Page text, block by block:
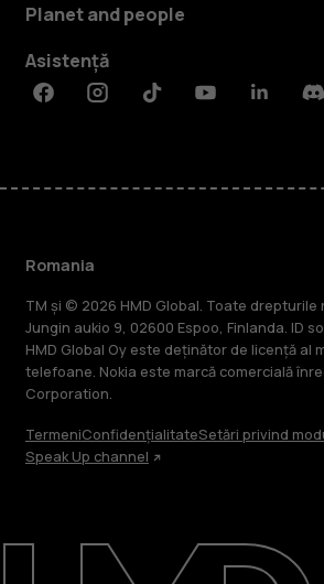
Despre
Repară, reutilizează, reciclează
Planet and people
Asistență
FacebookInstagramTiktokYoutubeLinkedin
Romania
TM și © 2026 HMD Global. Toate drepturile
Jungin aukio 9, 02600 Espoo, Finlanda. ID
HMD Global Oy este deținător de licență al
telefoane. Nokia este marcă comercială
Corporation.
TermeniConfidențialitateSetări privind
Speak Up channel